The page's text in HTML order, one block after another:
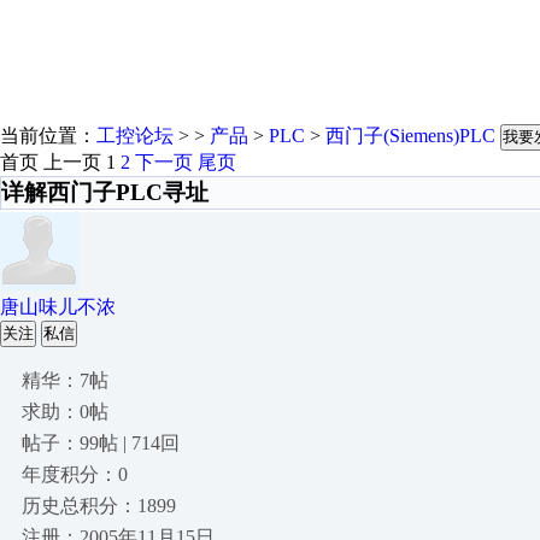
当前位置： 工控论坛 > > 产品 > PLC > 西门子(Siemens)PLC 我要
首页 上一页 1 2 下一页 尾页
详解西门子PLC寻址
唐山味儿不浓
关注 私信
精华：7帖
求助：0帖
帖子：99帖 | 714回
年度积分：0
历史总积分：1899